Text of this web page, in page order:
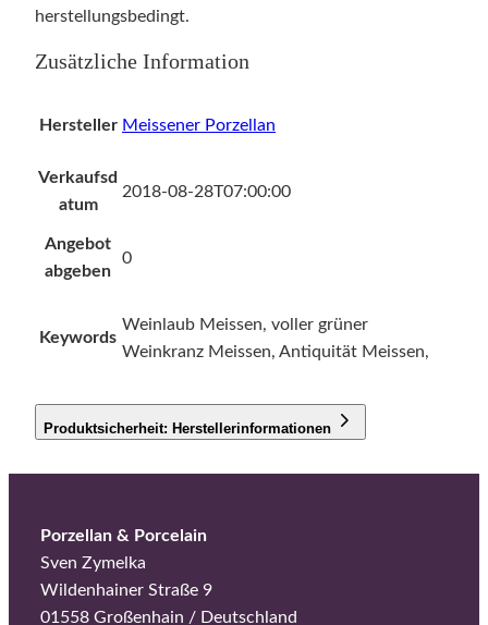
herstellungsbedingt.
Zusätzliche Information
Hersteller Meissener Porzellan
Verkaufsd
atum
2018-08-28T07:00:00
Angebot
abgeben
0
Keywords
Weinlaub Meissen, voller grüner
Weinkranz Meissen, Antiquität Meissen,
Produktsicherheit: Herstellerinformationen
Porzellan & Porcelain
Sven Zymelka
Wildenhainer Straße 9
01558 Großenhain / Deutschland